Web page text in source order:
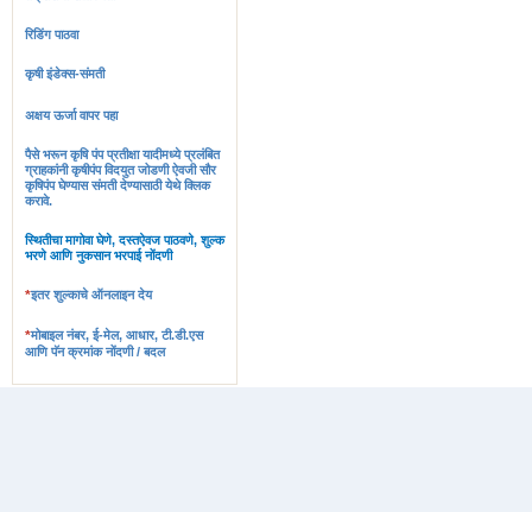
रिडिंग पाठवा
कृषी इंडेक्स-संमती
अक्षय ऊर्जा वापर पहा
पैसे भरून कृषि पंप प्रतीक्षा यादीमध्ये प्रलंबित
ग्राहकांनी कृषीपंप विदयुत जोडणी ऐवजी सौर
कृषिपंप घेण्यास संमती देण्यासाठी येथे क्लिक
करावे.
स्थितीचा मागोवा घेणे, दस्तऐवज पाठवणे, शुल्क
भरणे आणि नुकसान भरपाई नोंदणी
*इतर शुल्काचे ऑनलाइन देय
*मोबाइल नंबर, ई-मेल, आधार, टी.डी.एस
आणि पॅन क्रमांक नोंदणी / बदल